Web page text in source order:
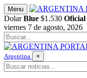
Saltar
al
contenido
Menu
Dolar Blue $1.530 Oficial
viernes 7 de agosto, 2026
Buscar
Argentina
×
Buscar